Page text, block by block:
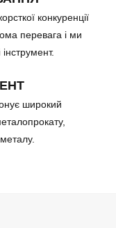
конкуренції
перевага і ми
широкий